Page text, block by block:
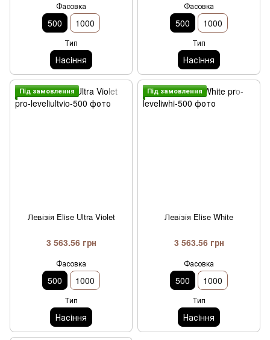
Фасовка
500 1000
Тип
Насiння
Фасовка
500 1000
Тип
Насiння
Пiд замовлення
Левізія Elise Ultra Violet
3 563.56 грн
Фасовка
500 1000
Тип
Насiння
Пiд замовлення
Левізія Elise White
3 563.56 грн
Фасовка
500 1000
Тип
Насiння